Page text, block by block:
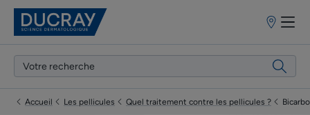
Points
vente
Accueil Les pellicules Quel traitement contre les pellicules ?